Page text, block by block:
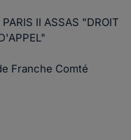
II ASSAS "DROIT
Franche Comté